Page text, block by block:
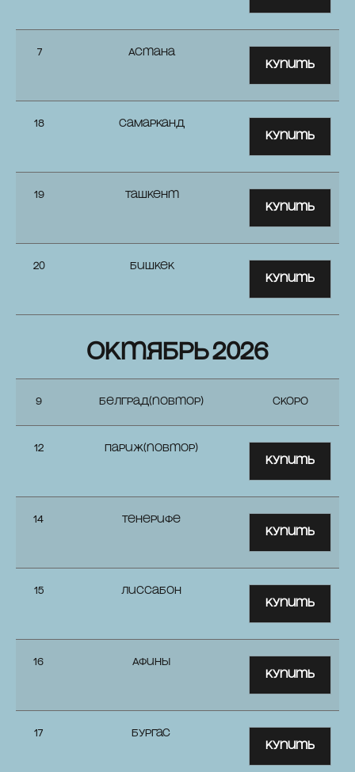
7 Астана
Купить
18 Самарканд
Купить
19 Ташкент
Купить
20 Бишкек
Купить
октябрь 2026
9 Белград(повтор) СКОРО
12 Париж(повтор)
Купить
14 Тенерифе
Купить
15 Лиссабон
Купить
16 Афины
Купить
17 Бургас
Купить